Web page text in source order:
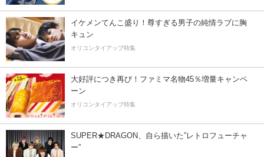
イケメンてんこ盛り！尊すぎる男子の純情ラブに胸
キュン
オリコンタイアップ特集
大好評につき再び！ファミマ名物45％増量キャンペ
ーン
オリコンタイアップ特集
SUPER★DRAGON、自ら描いた”レトロフューチャ
ー”